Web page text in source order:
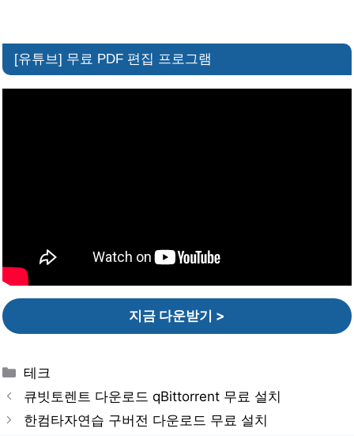
[유튜브] 무료 PDF 편집 프로그램
지금 다운받기 >
Categories
테크
큐빗토렌트 다운로드 qBittorrent 무료 설치
한컴타자연습 구버전 다운로드 무료 설치